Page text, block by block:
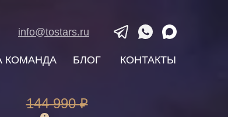
144 990 ₽
info@tostars.ru
БЛОГ
КОМАНДА КОНТАКТЫ